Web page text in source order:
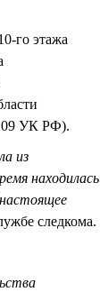
го этажа
УК РФ).
из
находилась
следкома.